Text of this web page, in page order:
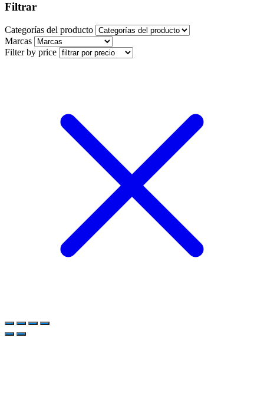
Filtrar
Categorías del producto
Marcas
Filter by price